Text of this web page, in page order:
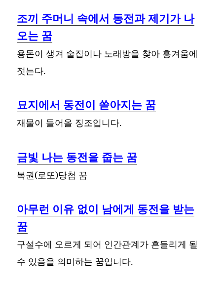
조끼 주머니 속에서 동전과 제기가 나
오는 꿈
용돈이 생겨 술집이나 노래방을 찾아 흥겨움에
젓는다.
묘지에서 동전이 쏟아지는 꿈
재물이 들어올 징조입니다.
금빛 나는 동전을 줍는 꿈
복권(로또)당첨 꿈
아무런 이유 없이 남에게 동전을 받는
꿈
구설수에 오르게 되어 인간관계가 흔들리게 될
수 있음을 의미하는 꿈입니다.